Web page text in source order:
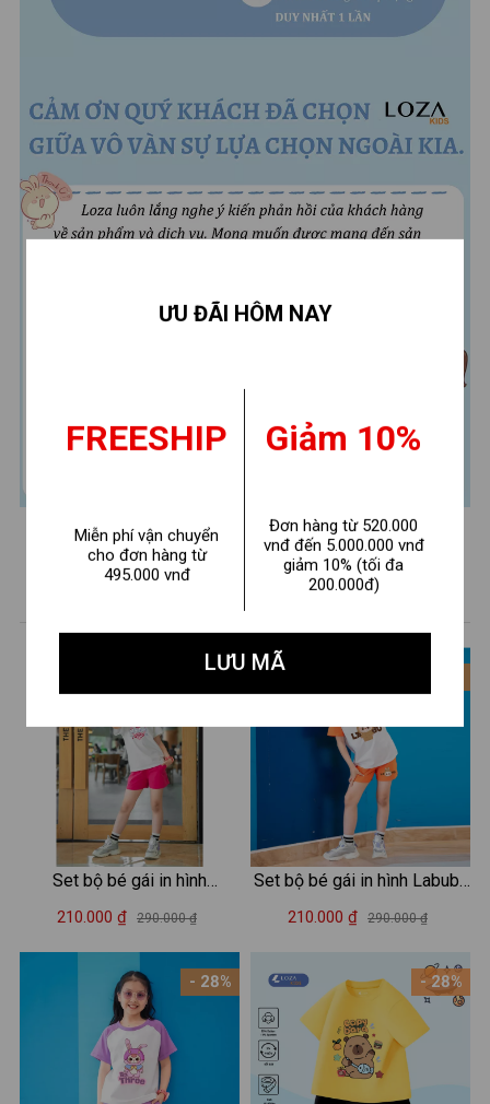
GỢI Ý CHO BẠN
- 28%
Set bộ bé gái in hình
MSICROW - Loza Kids SB33
210.000 ₫ 290.000 ₫
- 28%
Set bộ bé gái in hình Labubu
- Loza Kids FB105
210.000 ₫ 290.000 ₫
- 28%
ƯU ĐÃI HÔM NAY
FREESHIP
Miễn phí vận chuyển
cho đơn hàng từ
495.000 vnđ
Giảm 10%
Đơn hàng từ 520.000
vnđ đến 5.000.000 vnđ
giảm 10% (tối đa
200.000đ)
LƯU MÃ